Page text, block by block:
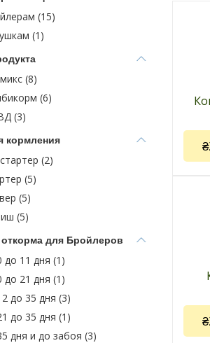
(15)
(1)
(8)
(6)
(3)
кормления
(2)
(5)
(5)
(5)
для Бройлеров
до 11 дня (1)
до 21 дня (1)
до 35 дня (3)
до 35 дня (1)
дня и до забоя (3)